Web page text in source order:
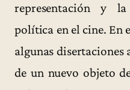
representación y
política en el cine. En
algunas disertaciones
de un nuevo objeto